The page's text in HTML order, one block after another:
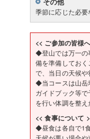
季節に応じた必要
<< ご参加の皆様
◆登山では万一の
備を準備してお
で、当日の天候
◆当コースは山岳
ガイドブック等
を行い体調を整え
<< 食事について
◆昼食は各自で1